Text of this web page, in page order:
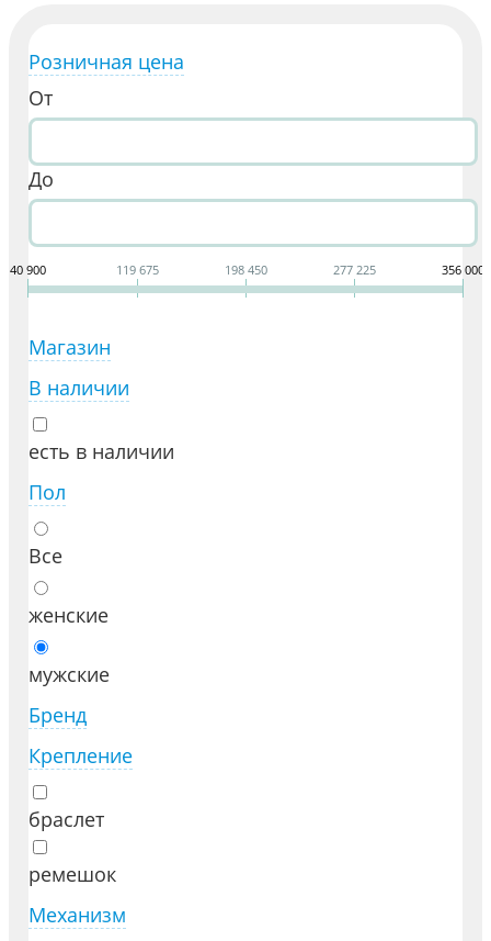
Розничная цена
От
До
40 900 119 675 198 450 277 225 356 000
Магазин
В наличии
есть в наличии
Пол
Все
женские
мужские
Бренд
Крепление
браслет
ремешок
Механизм